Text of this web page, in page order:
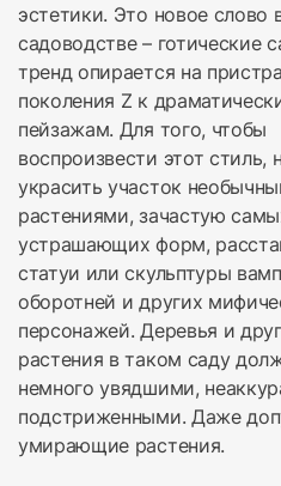
эстетики. Это новое слово
садоводстве – готические
тренд опирается на
поколения Z к
пейзажам. Для того, чтобы
воспроизвести этот стиль,
украсить участок
растениями, зачастую
устрашающих форм,
статуи или скульптуры
оборотней и других
персонажей. Деревья и
растения в таком саду
немного увядшими,
подстриженными. Даже
умирающие растения.